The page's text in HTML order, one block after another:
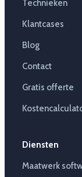
Technieken
Klantcases
Blog
Contact
Gratis offerte
Diensten
Maatwerk